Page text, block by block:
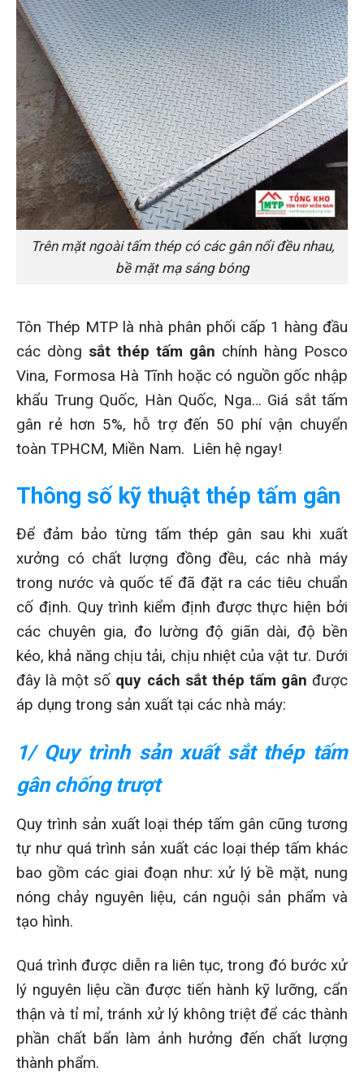
Trên mặt ngoài tấm thép có các gân nổi đều nhau,
bề mặt mạ sáng bóng
Tôn Thép MTP là nhà phân phối cấp 1 hàng đầu
các dòng sắt thép tấm gân chính hàng Posco
Vina, Formosa Hà Tĩnh hoặc có nguồn gốc nhập
khẩu Trung Quốc, Hàn Quốc, Nga… Giá sắt tấm
gân rẻ hơn 5%, hỗ trợ đến 50 phí vận chuyển
toàn TPHCM, Miền Nam. Liên hệ ngay!
Thông số kỹ thuật thép tấm gân
Để đảm bảo từng tấm thép gân sau khi xuất
xưởng có chất lượng đồng đều, các nhà máy
trong nước và quốc tế đã đặt ra các tiêu chuẩn
cố định. Quy trình kiểm định được thực hiện bởi
các chuyên gia, đo lường độ giãn dài, độ bền
kéo, khả năng chịu tải, chịu nhiệt của vật tư. Dưới
đây là một số quy cách sắt thép tấm gân được
áp dụng trong sản xuất tại các nhà máy:
1/ Quy trình sản xuất sắt thép tấm
gân chống trượt
Quy trình sản xuất loại thép tấm gân cũng tương
tự như quá trình sản xuất các loại thép tấm khác
bao gồm các giai đoạn như: xử lý bề mặt, nung
nóng chảy nguyên liệu, cán nguội sản phẩm và
tạo hình.
Quá trình được diễn ra liên tục, trong đó bước xử
lý nguyên liệu cần được tiến hành kỹ lưỡng, cẩn
thận và tỉ mỉ, tránh xử lý không triệt để các thành
phần chất bẩn làm ảnh hưởng đến chất lượng
thành phẩm.